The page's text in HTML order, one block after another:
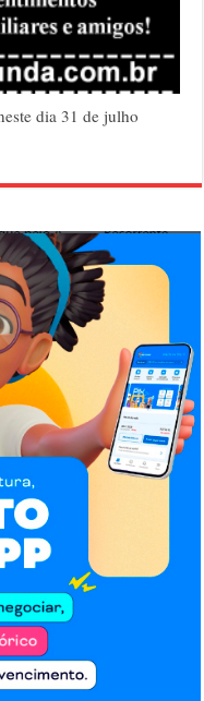
dia 31 de julho